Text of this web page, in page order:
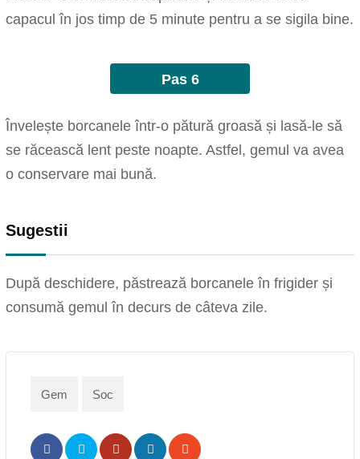
capacul în jos timp de 5 minute pentru a se sigila bine.
Pas 6
Învelește borcanele într-o pătură groasă și lasă-le să
se răcească lent peste noapte. Astfel, gemul va avea
o conservare mai bună.
Sugestii
După deschidere, păstrează borcanele în frigider și
consumă gemul în decurs de câteva zile.
Gem Soc